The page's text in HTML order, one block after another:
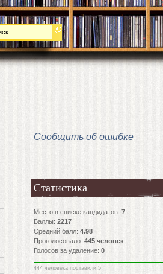
Сообщить об ошибке
Статистика
Место в списке кандидатов: 7
Баллы: 2217
Средний балл: 4.98
Проголосовало: 445 человек
Голосов за удаление: 0
444 человека поставили 5